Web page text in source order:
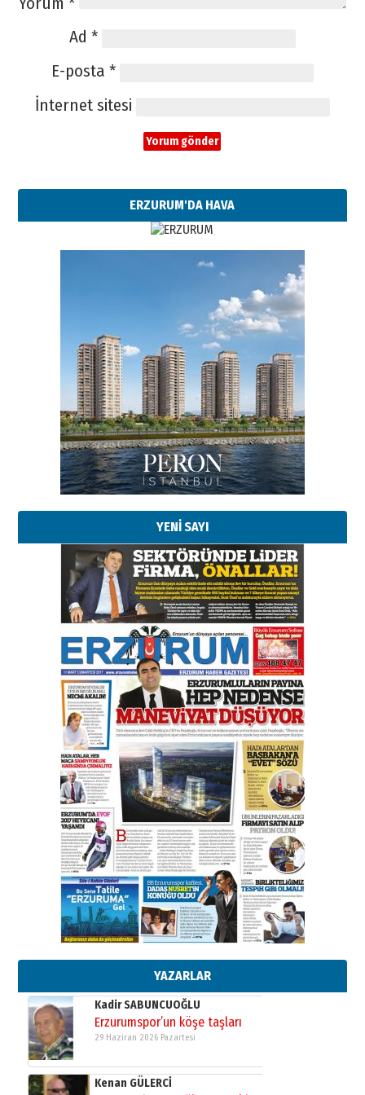
Ad *
E-posta *
İnternet sitesi
ERZURUM'DA HAVA
YENİ SAYI
YAZARLAR
Esat BİNDESEN
Başkan Sekmen’den Erzurum’a
bir vizyon proje daha!
02 Ağustos 2026 Pazar
Kadir SABUNCUOĞLU
Erzurumspor’un köşe taşları
29 Haziran 2026 Pazartesi
Kenan GÜLERCİ
Murat Şahsuvaroğlu ERKON’da
çıtayı yukarı taşırken,
yönetimdekiler aşağı
çekmemeli!
17 Şubat 2026 SalıOrhan BOZKURT
Bir fotoğraf, bir şehir, bir
gazeteci… Dizginler kimin
elinde?
31 Mart 2026 Salı
A. Berhan Yılmaz
BİR BÖLÜM DEĞİL, BİR ÖMÜR
SEÇİYORSUNUZ… “NEDEN
ATATÜRK ÜNİVERSİTESİ?”
28 Temmuz 2026 Salı
Ahmet Gökhan YAZICI
Ahmed Yesevi’den bir Alperen…
”Reisimiz” idi… Hakka yürüdü.!
26 Mart 2026 Perşembe
Cem Bakırcı
Ardında bıraktığı hatıralarıyla
gönül adamı Faruk Terzioğlu!
13 Mayıs 2026 Çarşamba
Esat BİNDESEN
Başkan Sekmen’den Erzurum’a
bir vizyon proje daha!
02 Ağustos 2026 Pazar
Kadir SABUNCUOĞLU
Erzurumspor’un köşe taşları
29 Haziran 2026 Pazartesi
Kenan GÜLERCİ